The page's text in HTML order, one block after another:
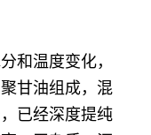
和温度变化，
甘油组成，混
已经深度提纯